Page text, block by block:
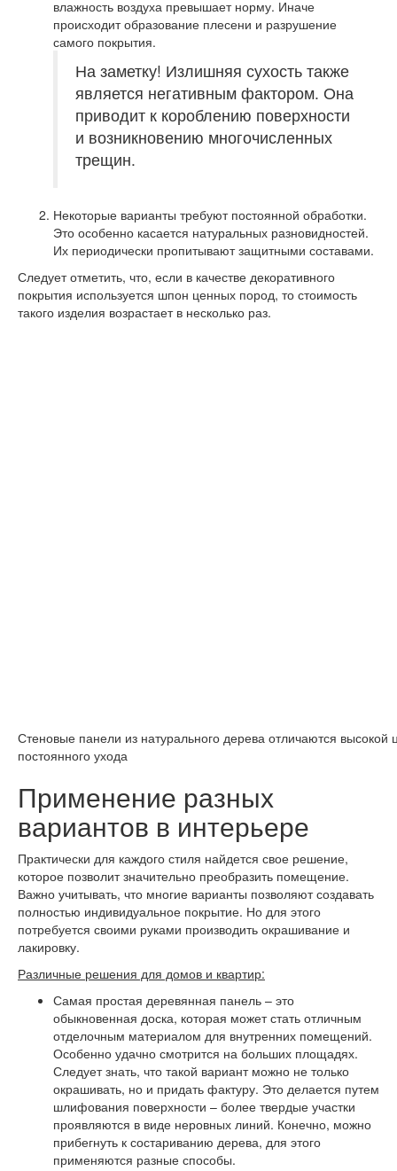
влажность воздуха превышает норму. Иначе
происходит образование плесени и разрушение
самого покрытия.
На заметку! Излишняя сухость также
является негативным фактором. Она
приводит к короблению поверхности
и возникновению многочисленных
трещин.
Некоторые варианты требуют постоянной обработки.
Это особенно касается натуральных разновидностей.
Их периодически пропитывают защитными составами.
Следует отметить, что, если в качестве декоративного
покрытия используется шпон ценных пород, то стоимость
такого изделия возрастает в несколько раз.
Стеновые панели из натурального дерева отличаются высокой
постоянного ухода
Применение разных
вариантов в интерьере
Практически для каждого стиля найдется свое решение,
которое позволит значительно преобразить помещение.
Важно учитывать, что многие варианты позволяют создавать
полностью индивидуальное покрытие. Но для этого
потребуется своими руками производить окрашивание и
лакировку.
Различные решения для домов и квартир:
Самая простая деревянная панель – это
обыкновенная доска, которая может стать отличным
отделочным материалом для внутренних помещений.
Особенно удачно смотрится на больших площадях.
Следует знать, что такой вариант можно не только
окрашивать, но и придать фактуру. Это делается путем
шлифования поверхности – более твердые участки
проявляются в виде неровных линий. Конечно, можно
прибегнуть к состариванию дерева, для этого
применяются разные способы.